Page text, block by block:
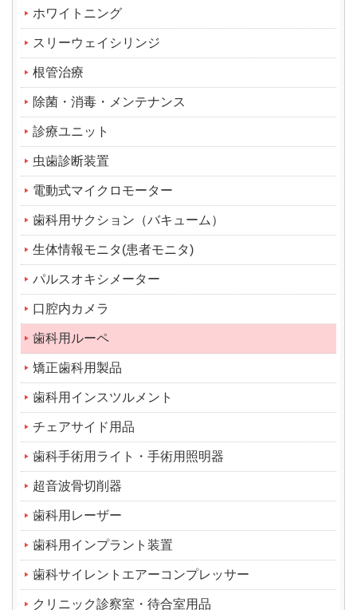
ホワイトニング
スリーウェイシリンジ
根管治療
除菌・消毒・メンテナンス
診療ユニット
虫歯診断装置
電動式マイクロモーター
歯科用サクション（バキューム）
生体情報モニタ(患者モニタ)
パルスオキシメーター
口腔内カメラ
歯科用ルーペ
矯正歯科用製品
歯科用インスツルメント
チェアサイド用品
歯科手術用ライト・手術用照明器
超音波骨切削器
歯科用レーザー
歯科用インプラント装置
歯科サイレントエアーコンプレッサー
クリニック診察室・待合室用品